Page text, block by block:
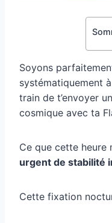
Soyons
systématiquement à
train de t’envoyer
cosmique avec ta
Ce que cette heure
urgent de stabilité
Cette fixation